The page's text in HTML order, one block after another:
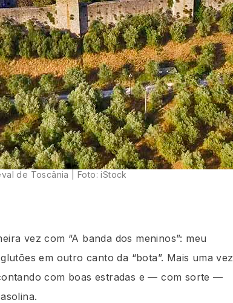
de Toscânia | Foto: iStock
vez com “A banda dos meninos”: meu
em outro canto da “bota”. Mais uma vez
com boas estradas e — com sorte —